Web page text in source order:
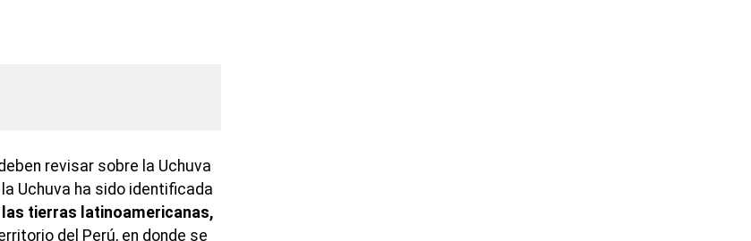
revisar sobre la Uchuva
Uchuva ha sido identificada
tierras latinoamericanas,
del Perú, en donde se